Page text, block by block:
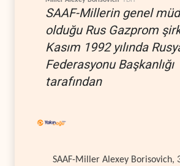
SAAF-Millerin genel
olduğu Rus Gazprom
Kasım 1992 yılında
Federasyonu Başkanlığı
tarafından
SAAF-Miller Alexey Borisovich,